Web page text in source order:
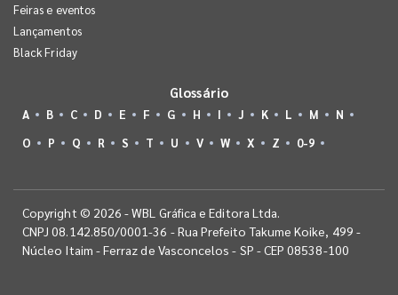
Feiras e eventos
Lançamentos
Black Friday
Glossário
A B C D E F G H I J K L M
N
O
P Q R S T U V W X Z 0-9
Copyright © 2026 - WBL Gráfica e Editora Ltda.
CNPJ 08.142.850/0001-36 - Rua Prefeito Takume Koike, 499 -
Núcleo Itaim - Ferraz de Vasconcelos - SP - CEP 08538-100